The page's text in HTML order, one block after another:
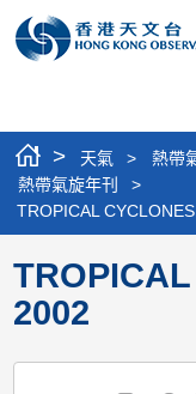
> 天氣 > 熱帶
熱帶氣旋年刊
>
TROPICAL
2002